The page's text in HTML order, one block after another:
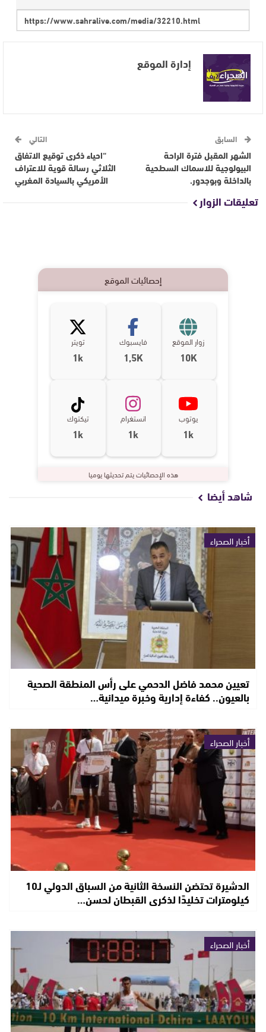
إدارة الموقع
السابق
الشهر المقبل فترة الراحة
البيولوجية للاسماك السطحية
بالداخلة وبوجدور.
التالي
“احياء ذكرى توقيع الاتفاق
الثلاثي رسالة قوية للاعتراف
الأمريكي بالسيادة المغربي
تعليقات الزوار
إحصائيات الموقع
زوار الموقع
10K
فايسبوك
1,5K
تويتر
1k
يوتوب
1k
انستغرام
1k
تيكتوك
1k
هذه الإحصائيات يتم تحديثها يوميا
شاهد أيضا
أخبار الصحراء
تعيين محمد فاضل الدحمي على رأس المنطقة الصحية
بالعيون.. كفاءة إدارية وخبرة ميدانية…
أخبار الصحراء
الدشيرة تحتضن النسخة الثانية من السباق الدولي لـ10
كيلومترات تخليدًا لذكرى القبطان لحسن…
أخبار الصحراء